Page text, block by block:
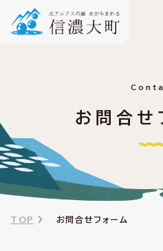
お問合せ
TOP お問合せフォーム